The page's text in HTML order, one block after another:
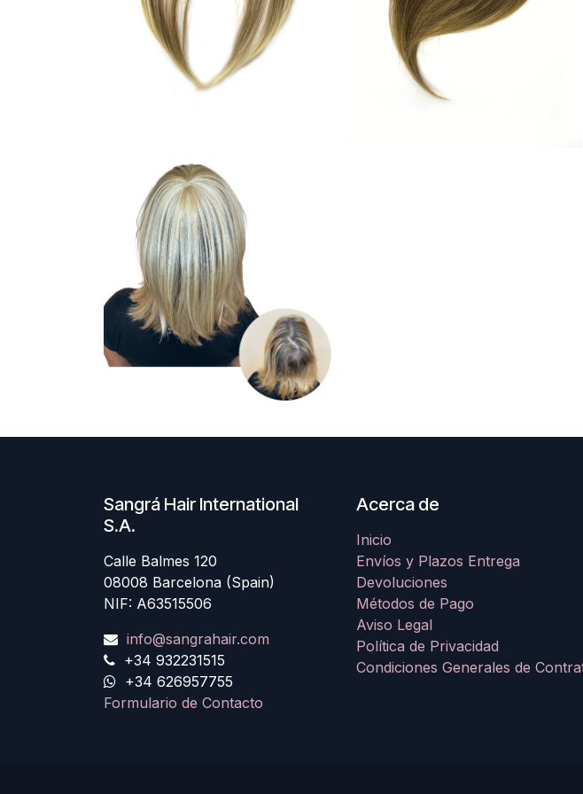
Sangrá Hair International
S.A.
Calle Balmes 120
08008 Barcelona (Spain)
NIF: A63515506
info@sangrahair.com
+34 932231515
+34 626957755
Formulario de Contacto
Acerca de
Inicio
Envíos y Plazos Entrega
Devoluciones
Métodos de Pago
Aviso Legal
Política de Privacidad
Condiciones Generales de